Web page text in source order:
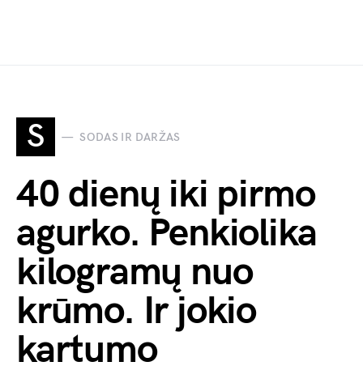
S SODAS IR DARŽAS
40 dienų iki pirmo
agurko. Penkiolika
kilogramų nuo
krūmo. Ir jokio
kartumo